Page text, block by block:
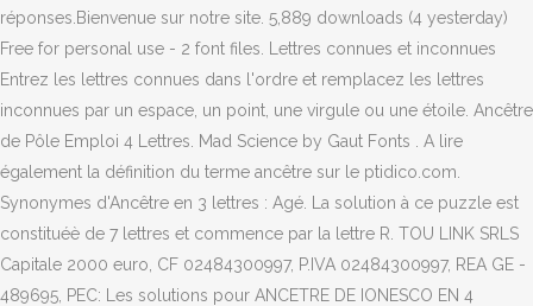
réponses.Bienvenue sur notre site. 5,889 downloads (4 yesterday)
Free for personal use - 2 font files. Lettres connues et inconnues
Entrez les lettres connues dans l'ordre et remplacez les lettres
inconnues par un espace, un point, une virgule ou une étoile. Ancêtre
de Pôle Emploi 4 Lettres. Mad Science by Gaut Fonts . A lire
également la définition du terme ancêtre sur le ptidico.com.
Synonymes d'Ancêtre en 3 lettres : Agé. La solution à ce puzzle est
constituéè de 7 lettres et commence par la lettre R. TOU LINK SRLS
Capitale 2000 euro, CF 02484300997, P.IVA 02484300997, REA GE -
489695, PEC: Les solutions pour ANCETRE DE IONESCO EN 4